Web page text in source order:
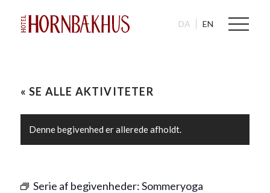
DA EN
« SE ALLE AKTIVITETER
Denne begivenhed er allerede afholdt.
Serie af begivenheder:Sommeryoga